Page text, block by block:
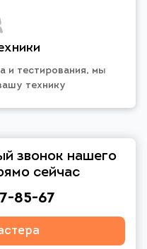
и тестирования, мы
технику
звонок нашего
сейчас
85-67